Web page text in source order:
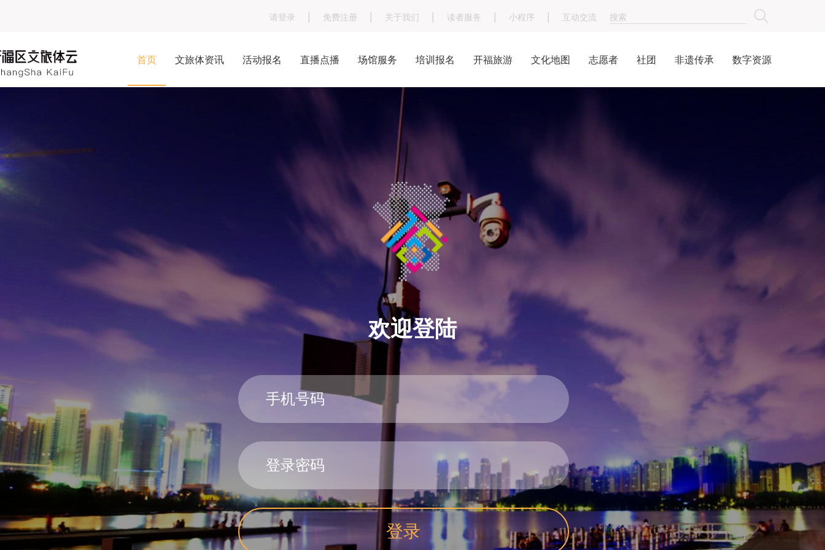
请登录 | 免费注册 | 关于我们 | 读者服务 | 小程序 | 互动交流
首页 文旅体资讯 活动报名 直播点播 场馆服务 培训报名 开福旅游 文化地图 志愿者 社团 非遗传承 数字资源
欢迎登陆
登录